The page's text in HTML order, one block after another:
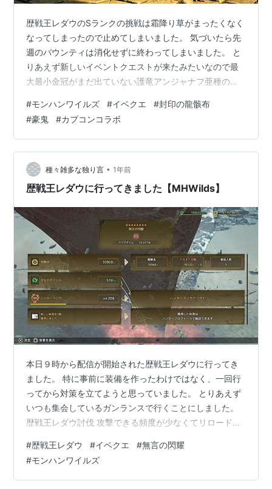
歴戦王レダウのSランクの挑戦は霜降り草がまったくなく
なってしまったので止めてしまいました。 気づいたら先
週のバウンティは消化せずに終わってしまいました。 と
りあえず新しいイベントクエストが来たみたいなので最
大最小金冠がまだ出ていない護竜アンジャナフ亜種のイ
した。 封印の龍骸布α ２回行ったら封印の龍骸布が３枚
もらえたので封印の龍骸布αを作っておきました。 しか
しながら、金冠を期待していたのですが最大も出ず。 何
気にガード強化が必要な攻撃があって少し護竜アンジャ
ナフ亜種は嫌いなモンスター。 ボウガンで行っても良い
のですが。 やったついでにププロポ…
#モンハンワイルズ #イベクエ #封印の龍骸布
#豪鬼 #カプコンコラボ
種々雑多な独り言 • 1年前
歴戦王レダウに行ってきました【MHWilds】
本日９時から配信が開始された歴戦王レダウに行ってき
ました。 特に事前に装備を作ったわけではなく、一回行
ってから対策を立てようと思っていました。 とりあえず
いつも集会しているガンランスで行くことにしました。
歴戦王レダウ討伐 攻撃できる頻度が少なくてリロードす
たと。 乙ってはいないですが一回オトモに助けられてい
ます。 回復薬を飲む余裕もあまりなく。 だから強いんだ
と思います。 が、しかし一回目でも思ったのですが、二
#歴戦王レダウ #イベクエ #無言の閃耀
#モンハンワイルズ